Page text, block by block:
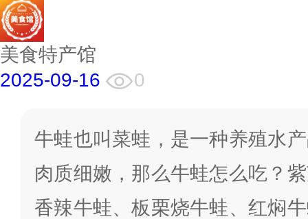
美食特产馆
2025-09-16
0
牛蛙也叫菜蛙，是一种养殖水
肉质细嫩，那么牛蛙怎么吃？
香辣牛蛙、板栗烧牛蛙、红焖